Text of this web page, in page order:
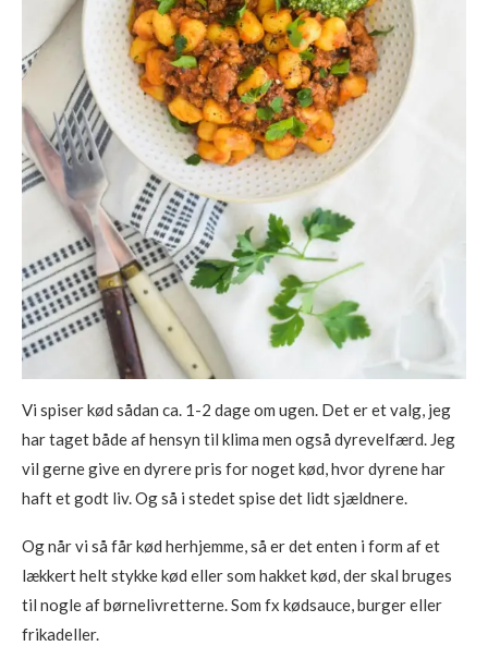
Vi spiser kød sådan ca. 1-2 dage om ugen. Det er et valg, jeg
har taget både af hensyn til klima men også dyrevelfærd. Jeg
vil gerne give en dyrere pris for noget kød, hvor dyrene har
haft et godt liv. Og så i stedet spise det lidt sjældnere.
Og når vi så får kød herhjemme, så er det enten i form af et
lækkert helt stykke kød eller som hakket kød, der skal bruges
til nogle af børnelivretterne. Som fx kødsauce, burger eller
frikadeller.